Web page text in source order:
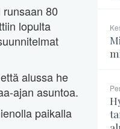
80
lopulta
alussa he
ajan asuntoa.
paikalla